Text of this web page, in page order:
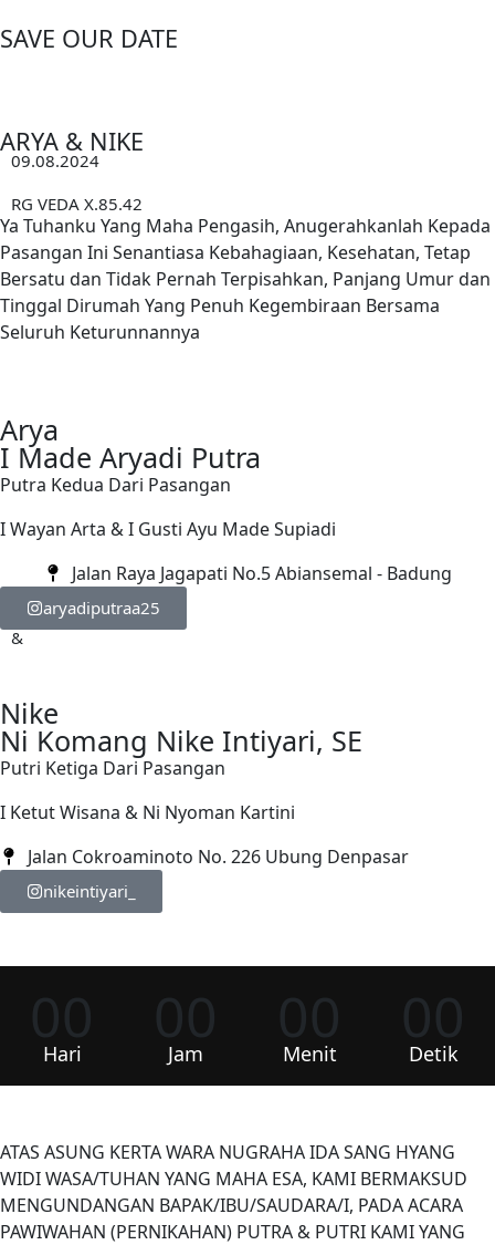
SAVE OUR DATE
ARYA & NIKE
09.08.2024
RG VEDA X.85.42
Ya Tuhanku Yang Maha Pengasih, Anugerahkanlah Kepada
Pasangan Ini Senantiasa Kebahagiaan, Kesehatan, Tetap
Bersatu dan Tidak Pernah Terpisahkan, Panjang Umur dan
Tinggal Dirumah Yang Penuh Kegembiraan Bersama
Seluruh Keturunnannya
Arya
I Made Aryadi Putra
Putra Kedua Dari Pasangan
I Wayan Arta & I Gusti Ayu Made Supiadi
Jalan Raya Jagapati No.5 Abiansemal - Badung
aryadiputraa25
&
Nike
Ni Komang Nike Intiyari, SE
Putri Ketiga Dari Pasangan
I Ketut Wisana & Ni Nyoman Kartini
Jalan Cokroaminoto No. 226 Ubung Denpasar
nikeintiyari_
00
Hari 00
Jam 00
Menit 00
Detik
ATAS ASUNG KERTA WARA NUGRAHA IDA SANG HYANG
WIDI WASA/TUHAN YANG MAHA ESA, KAMI BERMAKSUD
MENGUNDANGAN BAPAK/IBU/SAUDARA/I, PADA ACARA
PAWIWAHAN (PERNIKAHAN) PUTRA & PUTRI KAMI YANG